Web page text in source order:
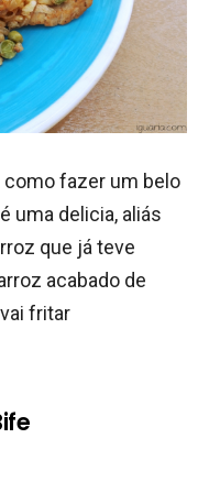
como fazer um belo
uma delicia, aliás
que já teve
acabado de
fritar